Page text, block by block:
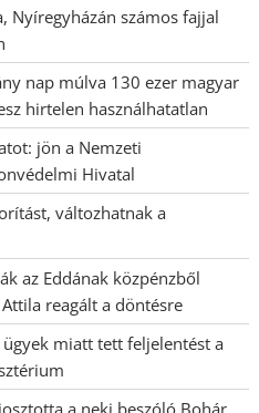
Nyíregyházán számos fajjal
nap múlva 130 ezer magyar
hirtelen használhatatlan
jön a Nemzeti
Hivatal
változhatnak a
az Eddának közpénzből
reagált a döntésre
miatt tett feljelentést a
a neki beszóló Bohár